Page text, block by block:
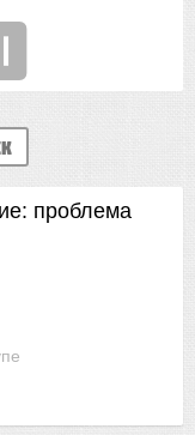
проблема